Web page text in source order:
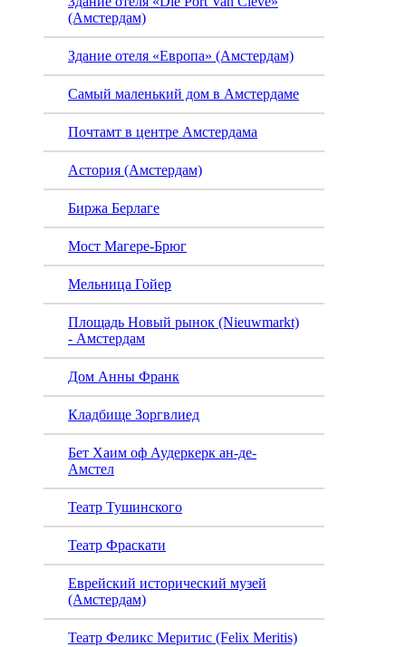
(Амстердам)
Здание отеля «Европа» (Амстердам)
Самый маленький дом в Амстердаме
Почтамт в центре Амстердама
Астория (Амстердам)
Биржа Берлаге
Мост Магере-Брюг
Мельница Гойер
Площадь Новый рынок (Nieuwmarkt)
- Амстердам
Дом Анны Франк
Кладбище Зоргвлиед
Бет Хаим оф Аудеркерк ан-де-
Амстел
Театр Тушинского
Театр Фраскати
Еврейский исторический музей
(Амстердам)
Театр Феликс Меритис (Felix Meritis)